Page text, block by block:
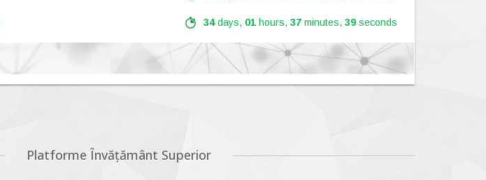
34days, 01hours, 37minutes, 37seconds
Platforme Învățământ Superior